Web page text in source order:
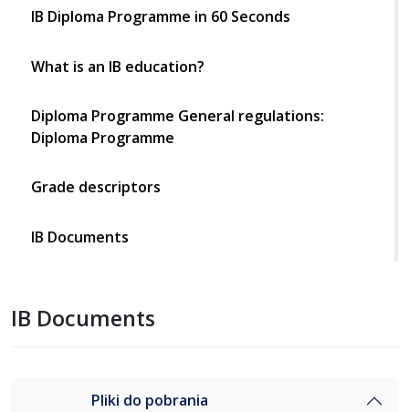
IB Diploma Programme in 60 Seconds
What is an IB education?
Diploma Programme General regulations:
Diploma Programme
Grade descriptors
IB Documents
IB Documents
Pliki do pobrania